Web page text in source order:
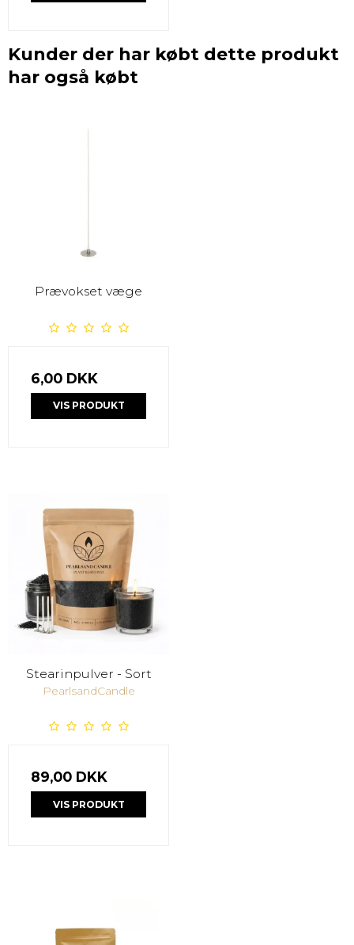
Kunder der har købt dette produkt
har også købt
Prævokset væge
6,00 DKK
VIS PRODUKT
Stearinpulver - Sort
PearlsandCandle
89,00 DKK
VIS PRODUKT